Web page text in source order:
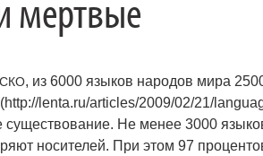
мертвые
, из 6000 языков народов мира
lenta.ru/articles/2009/02/21/
существование. Не менее 3000
носителей. При этом 97